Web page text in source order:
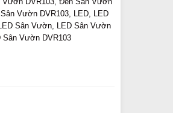
Vườn DVR103, LED,
LED
LED Sân Vườn,
LED Sân Vườn
Sân Vườn DVR103